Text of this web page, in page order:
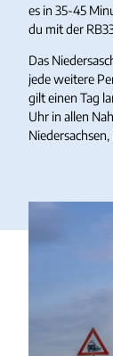
es in 35-45
du mit der
Das
jede weitere
gilt einen Tag
Uhr in allen